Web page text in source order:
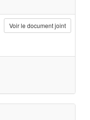
Voir le document joint